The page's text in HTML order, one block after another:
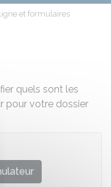
et formulaires
quels sont les
pour votre dossier